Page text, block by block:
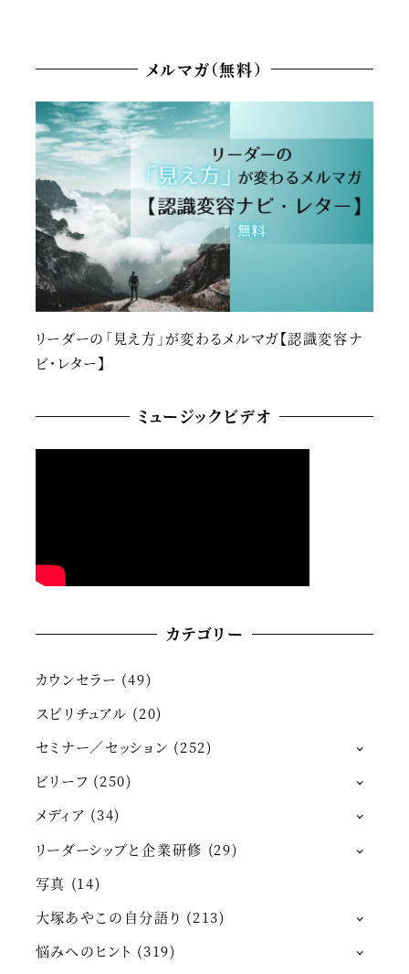
メルマガ（無料）
リーダーの「見え方」が変わるメルマガ【認識変容ナ
ビ・レター】
ミュージックビデオ
カテゴリー
カウンセラー (49)
スピリチュアル (20)
セミナー／セッション (252)
ビリーフ (250)
メディア (34)
リーダーシップと企業研修 (29)
写真 (14)
大塚あやこの自分語り (213)
悩みへのヒント (319)